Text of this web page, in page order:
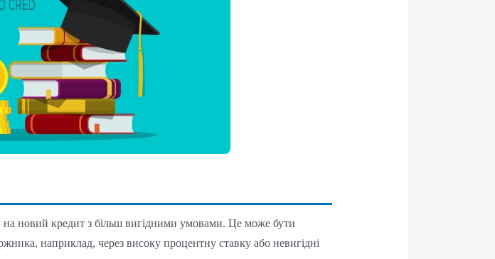
новий кредит з більш вигідними умовами. Це може бути
наприклад, через високу процентну ставку або невигідні